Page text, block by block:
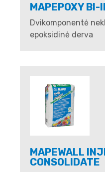
MAPEPOXY BI-
Dvikomponentė
epoksidinė derva
MAPEWALL
CONSOLIDATE